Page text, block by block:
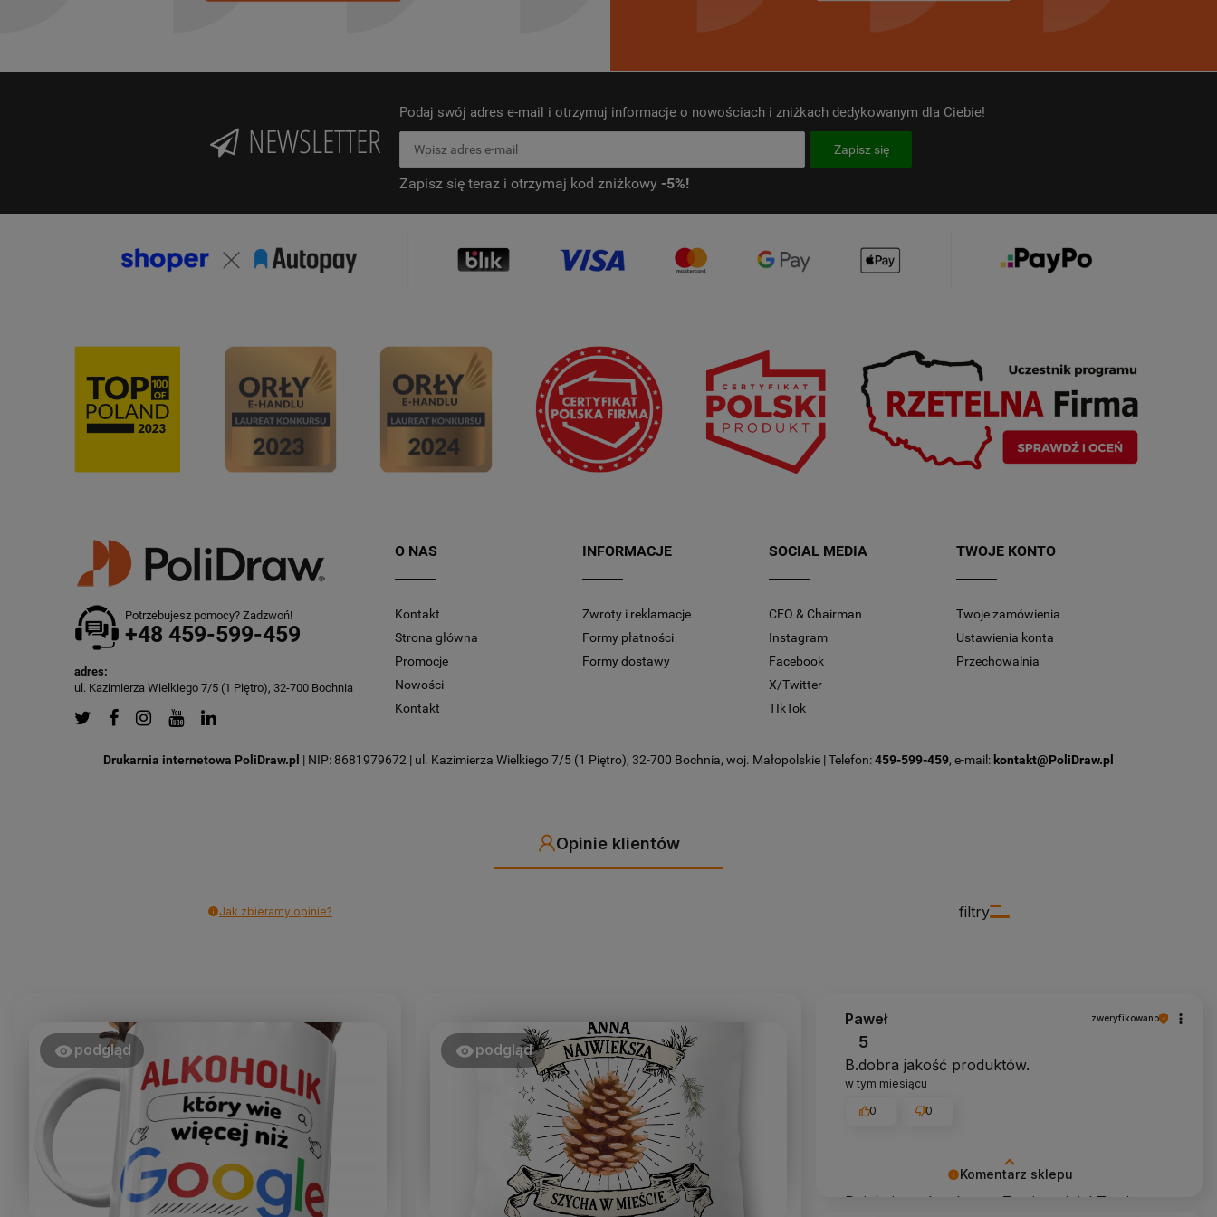
NEWSLETTER
Podaj swój adres e-mail i otrzymuj informacje o nowościach i zniżkach dedykowanym dla Ciebie!
Zapisz się teraz i otrzymaj kod zniżkowy -5%!
Potrzebujesz pomocy? Zadzwoń!
+48 459-599-459
adres:
ul. Kazimierza Wielkiego 7/5 (1 Piętro), 32-700 Bochnia
O NAS
Kontakt
Strona główna
Promocje
Nowości
Kontakt
INFORMACJE
Zwroty i reklamacje
Formy płatności
Formy dostawy
SOCIAL MEDIA
CEO & Chairman
Instagram
Facebook
X/Twitter
TIkTok
TWOJE KONTO
Twoje zamówienia
Ustawienia konta
Przechowalnia
Drukarnia internetowa PoliDraw.pl | NIP: 8681979672 | ul. Kazimierza Wielkiego 7/5 (1 Piętro), 32-700 Bochnia, woj. Małopolskie | Telefon:459-599-459, e-mail: kontakt@PoliDraw.pl
Opinie klientów
filtry
Jak zbieramy opinie?
podgląd podgląd
Komentarz sklepu
Dziękujemy bardzo za Twoją opinię! Twoja
Paweł zweryfikowano
5
B.dobra jakość produktów.
w tym miesiącu
0 0